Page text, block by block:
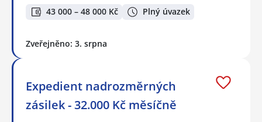
43 000 – 48 000 Kč Plný úvazek
Zveřejněno: 3. srpna
Expedient nadrozměrných
zásilek - 32.000 Kč měsíčně